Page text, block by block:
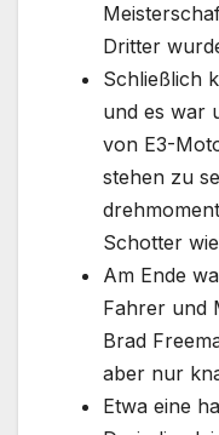
Dritter
Schließlich
und es war
von E3-
stehen zu
Schotter
Am Ende
Fahrer und
Brad
aber nur
Etwa eine